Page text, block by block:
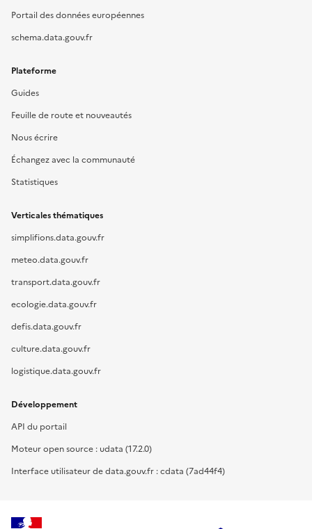
Portail des données européennes
schema.data.gouv.fr
Plateforme
Guides
Feuille de route et nouveautés
Nous écrire
Échangez avec la communauté
Statistiques
Verticales thématiques
simplifions.data.gouv.fr
meteo.data.gouv.fr
transport.data.gouv.fr
ecologie.data.gouv.fr
defis.data.gouv.fr
culture.data.gouv.fr
logistique.data.gouv.fr
Développement
API du portail
Moteur open source : udata (17.2.0)
Interface utilisateur de data.gouv.fr : cdata (7ad44f4)